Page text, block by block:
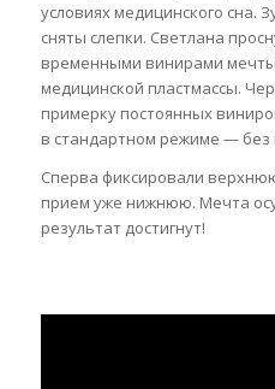
условиях медицинского сна.
сняты слепки. Светлана
временными винирами
медицинской пластмассы.
примерку постоянных
в стандартном режиме — без
Сперва фиксировали
прием уже нижнюю. Мечта
результат достигнут!